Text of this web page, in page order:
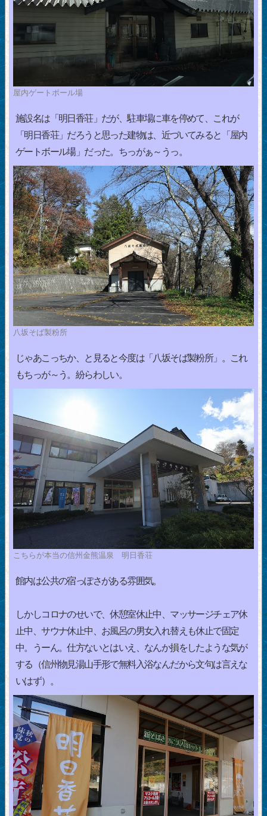
屋内ゲートボール場
施設名は「明日香荘」だが、駐車場に車を停めて、これが
「明日香荘」だろうと思った建物は、近づいてみると「屋内
ゲートボール場」だった。ちっがぁ～うっ。
八坂そば製粉所
じゃあこっちか、と見ると今度は「八坂そば製粉所」。これ
もちっが～う。紛らわしい。
こちらが本当の信州金熊温泉 明日香荘
館内は公共の宿っぽさがある雰囲気。
しかしコロナのせいで、休憩室休止中、マッサージチェア休
止中、サウナ休止中、お風呂の男女入れ替えも休止で固定
中。うーん。仕方ないとはいえ、なんか損をしたような気が
する（信州物見湯山手形で無料入浴なんだから文句は言えな
いはず）。